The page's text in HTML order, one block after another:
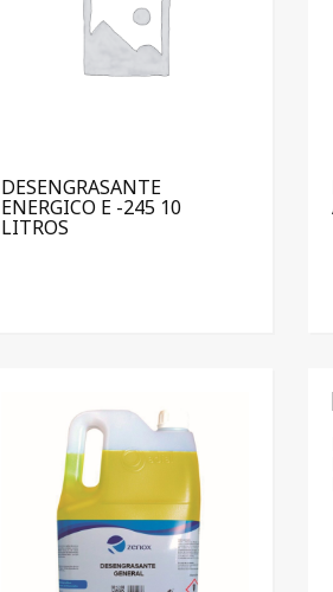
DESENGRASANTE
ENERGICO E -245 10
LITROS